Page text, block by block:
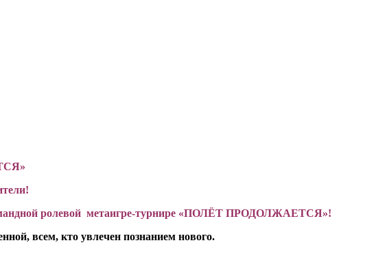
ролевой метаигре-турнире «ПОЛЁТ ПРОДОЛЖАЕТСЯ»!
всем, кто увлечен познанием нового.